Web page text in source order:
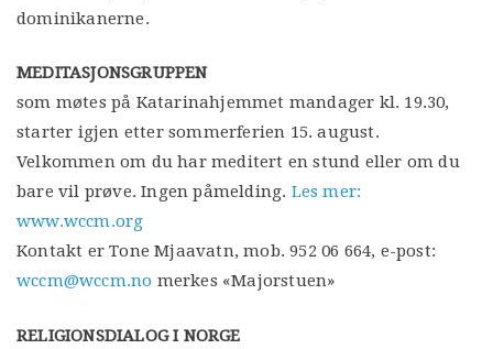
dominikanerne.
MEDITASJONSGRUPPEN
som møtes på Katarinahjemmet mandager kl. 19.30,
starter igjen etter sommerferien 15. august.
Velkommen om du har meditert en stund eller om du
bare vil prøve. Ingen påmelding. Les mer:
www.wccm.org
Kontakt er Tone Mjaavatn, mob. 952 06 664, e-post:
wccm@wccm.no merkes «Majorstuen»
RELIGIONSDIALOG I NORGE